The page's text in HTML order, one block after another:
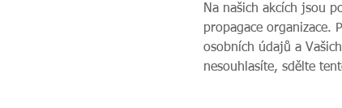
Na našich akcích jsou
propagace organizace.
osobních údajů a
nesouhlasíte, sdělte